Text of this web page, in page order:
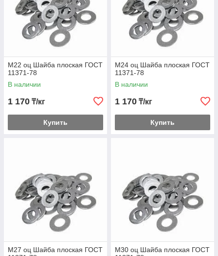
М22 оц Шайба плоская ГОСТ
11371-78
В наличии
1 170 ₸/кг
Купить
М24 оц Шайба плоская ГОСТ
11371-78
В наличии
1 170 ₸/кг
Купить
М27 оц Шайба плоская ГОСТ
М30 оц Шайба плоская ГОСТ